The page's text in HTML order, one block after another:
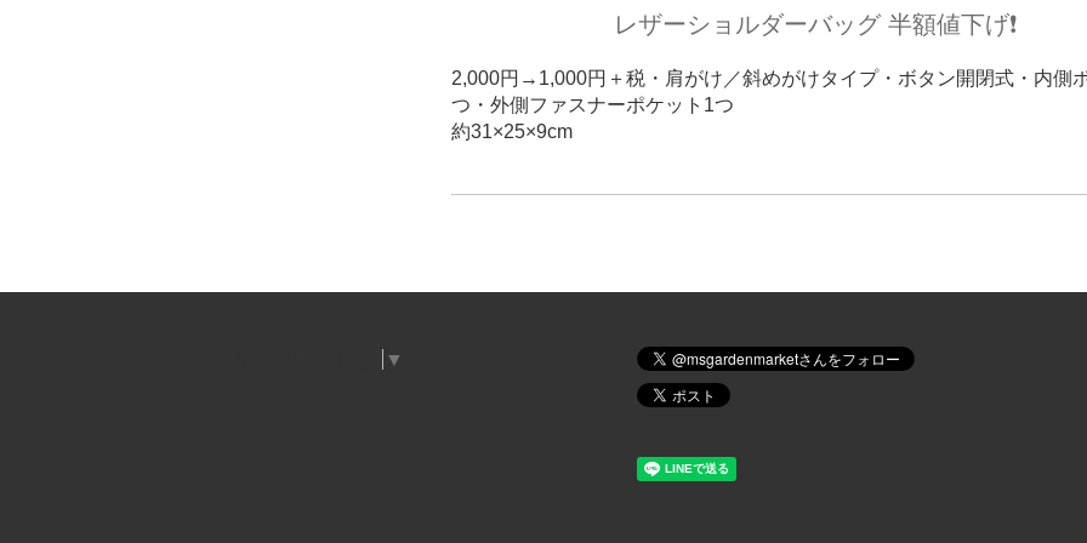
レザーショルダーバッグ 半額値下げ❗️
2,000円→1,000円＋税・肩がけ／斜めがけタイプ・ボタン開閉式・内側
つ・外側ファスナーポケット1つ
約31×25×9cm
▼